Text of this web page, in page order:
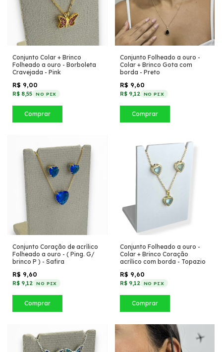
Conjunto Colar + Brinco
Folheado a ouro - Borboleta
Cravejada - Pink
R$ 9,00
R$ 8,55 NO PIX
Comprar
Conjunto Folheado a ouro -
Colar + Brinco Gota com
borda - Preto
R$ 9,60
R$ 9,12 NO PIX
Comprar
Conjunto Coração de acrílico
Folheado a ouro - ( Ping. G/
brinco P ) - Safira
R$ 9,60
R$ 9,12 NO PIX
Comprar
Conjunto Folheado a ouro -
Colar + Brinco Coração
acrílico com borda - Topazio
R$ 9,60
R$ 9,12 NO PIX
Comprar